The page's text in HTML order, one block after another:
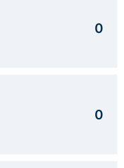
0
0